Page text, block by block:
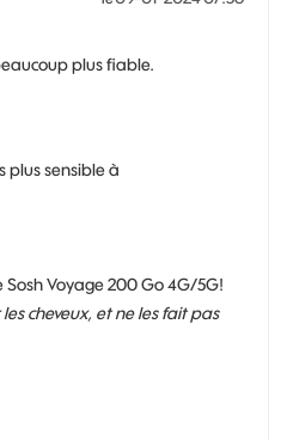
plus fiable.
plus sensible à
Sosh Voyage 200 Go 4G/5G!
cheveux, et ne les fait pas